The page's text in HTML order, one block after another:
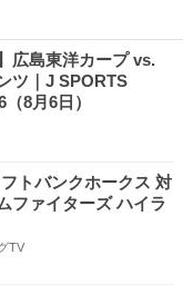
広島東洋カープ vs.
ツ｜J SPORTS
8月6日）
トバンクホークス 対
ファイターズ ハイラ
TV